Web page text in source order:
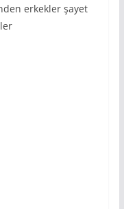
erkekler şayet